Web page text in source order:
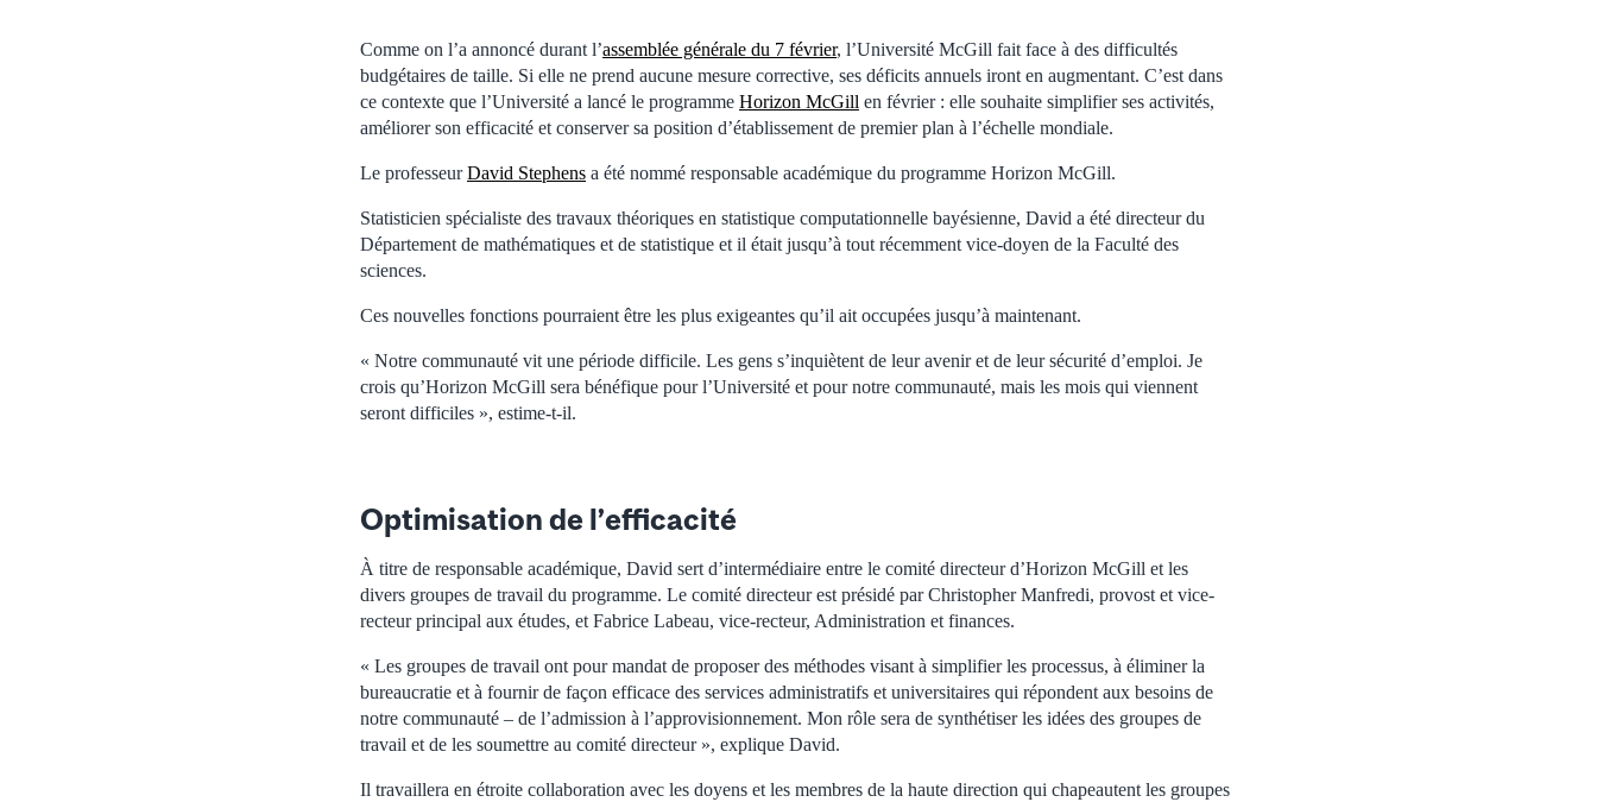
Comme on l’a annoncé durant l’assemblée générale du 7 février, l’Université McGill fait face à des difficultés
budgétaires de taille. Si elle ne prend aucune mesure corrective, ses déficits annuels iront en augmentant. C’est dans
ce contexte que l’Université a lancé le programme Horizon McGill en février : elle souhaite simplifier ses activités,
améliorer son efficacité et conserver sa position d’établissement de premier plan à l’échelle mondiale.
Le professeurDavid Stephens a été nommé responsable académique du programme Horizon McGill.
Statisticien spécialiste des travaux théoriques en statistique computationnelle bayésienne, David a été directeur du
Département de mathématiques et de statistique et il était jusqu’à tout récemment vice-doyen de la Faculté des
sciences.
Ces nouvelles fonctions pourraient être les plus exigeantes qu’il ait occupées jusqu’à maintenant.
« Notre communauté vit une période difficile. Les gens s’inquiètent de leur avenir et de leur sécurité d’emploi. Je
crois qu’Horizon McGill sera bénéfique pour l’Université et pour notre communauté, mais les mois qui viennent
seront difficiles », estime-t-il.
Optimisation de l’efficacité
À titre de responsable académique, David sert d’intermédiaire entre le comité directeur d’Horizon McGill et les
divers groupes de travail du programme. Le comité directeur est présidé par Christopher Manfredi, provost et vice-
recteur principal aux études, et Fabrice Labeau, vice-recteur, Administration et finances.
« Les groupes de travail ont pour mandat de proposer des méthodes visant à simplifier les processus, à éliminer la
bureaucratie et à fournir de façon efficace des services administratifs et universitaires qui répondent aux besoins de
notre communauté – de l’admission à l’approvisionnement. Mon rôle sera de synthétiser les idées des groupes de
travail et de les soumettre au comité directeur », explique David.
Il travaillera en étroite collaboration avec les doyens et les membres de la haute direction qui chapeautent les groupes